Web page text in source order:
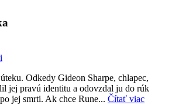
Odkedy Gideon Sharpe, chlapec,
jej pravú identitu a odovzdal ju do rúk
jej smrti. Ak chce Rune... Čítať viac